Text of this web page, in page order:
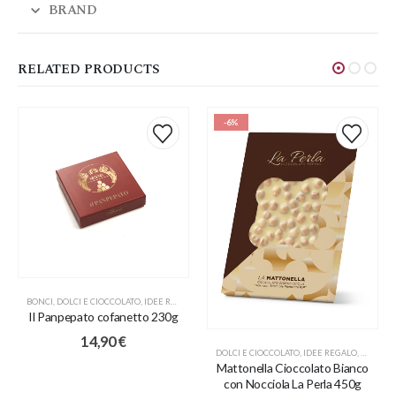
BRAND
RELATED PRODUCTS
BONCI DOLCI E CIOCCOLATO IDEE REGALO PROMO
Il Panpepato cofanetto 230g
14,90€
-6%
DOLCI E CIOCCOLATO IDEE REGALO
Mattonella Cioccolato Bianco
con Nocciola La Perla 450g